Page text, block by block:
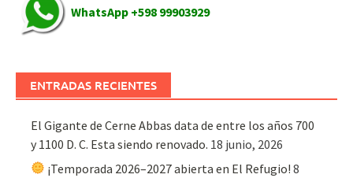
WhatsApp +598 99903929
ENTRADAS RECIENTES
El Gigante de Cerne Abbas data de entre los años 700
y 1100 D. C. Esta siendo renovado. 18 junio, 2026
¡Temporada 2026–2027 abierta en El Refugio! 8